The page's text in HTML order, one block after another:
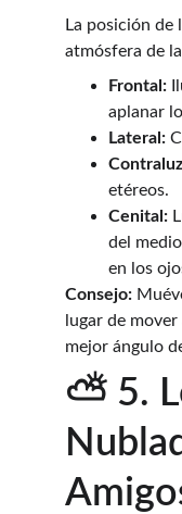
La posición de
atmósfera de
Frontal:
aplanar
Lateral:
etéreos.
Cenital:
del
en los
Consejo:
lugar de
mejor ángulo
⛅ 5.